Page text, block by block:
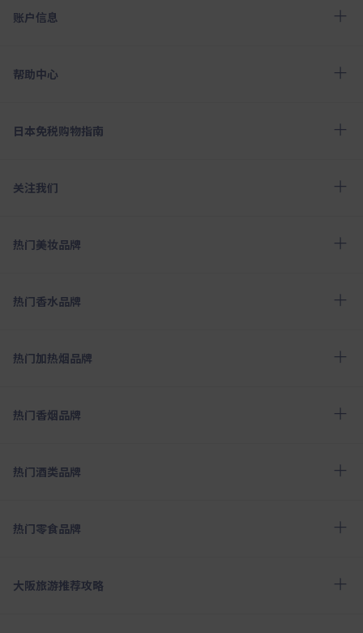
账户信息
帮助中心
日本免税购物指南
关注我们
热门美妆品牌
热门香水品牌
热门加热烟品牌
热门香烟品牌
热门酒类品牌
热门零食品牌
大阪旅游推荐攻略